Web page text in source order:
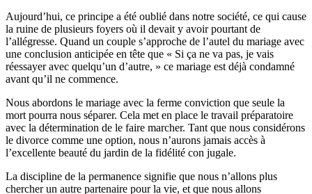
Aujourd’hui, ce principe a été oublié dans notre société, ce qui cause
la ruine de plusieurs foyers où il devait y avoir pourtant de
l’allégresse. Quand un couple s’approche de l’autel du mariage avec
une conclusion anticipée en tête que « Si ça ne va pas, je vais
réessayer avec quelqu’un d’autre, » ce mariage est déjà condamné
avant qu’il ne commence.
Nous abordons le mariage avec la ferme conviction que seule la
mort pourra nous séparer. Cela met en place le travail préparatoire
avec la détermination de le faire marcher. Tant que nous considérons
le divorce comme une option, nous n’aurons jamais accès à
l’excellente beauté du jardin de la fidélité con jugale.
La discipline de la permanence signifie que nous n’allons plus
chercher un autre partenaire pour la vie, et que nous allons